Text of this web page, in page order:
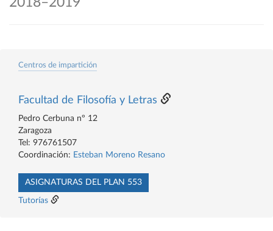
Centros de impartición
Facultad de Filosofía y Letras
Pedro Cerbuna nº 12
Zaragoza
Tel: 976761507
Coordinación: Esteban Moreno Resano
ASIGNATURAS DEL PLAN 553
Tutorías